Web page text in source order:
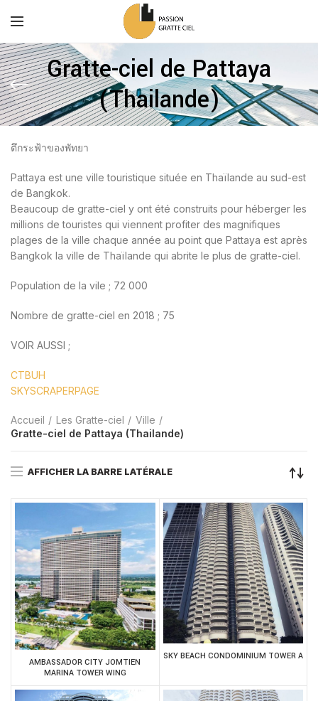
Gratte-ciel de Pattaya
(Thailande)
ตึกระฟ้าของพัทยา
Pattaya est une ville touristique située en Thaïlande au sud-est
de Bangkok.
Beaucoup de gratte-ciel y ont été construits pour héberger les
millions de touristes qui viennent profiter des magnifiques
plages de la ville chaque année au point que Pattaya est après
Bangkok la ville de Thaïlande qui abrite le plus de gratte-ciel.
Population de la vile ; 72 000
Nombre de gratte-ciel en 2018 ; 75
VOIR AUSSI ;
CTBUH
SKYSCRAPERPAGE
Accueil Les Gratte-ciel
Ville
Gratte-ciel de Pattaya (Thailande)
AFFICHER LA BARRE LATÉRALE
AMBASSADOR CITY JOMTIEN
MARINA TOWER WING
SKY BEACH CONDOMINIUM TOWER A